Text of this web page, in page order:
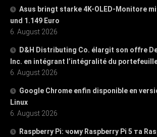
Asus bringt starke 4K-OLED-Monitore
und 1.149 Euro
6. August 2026
D&H Distributing Co. élargit son offre
Inc. en intégrant l’intégralité du
6. August 2026
Google Chrome enfin disponible en
Linux
6. August 2026
Raspberry Pi: чому Raspberry Pi 5 та